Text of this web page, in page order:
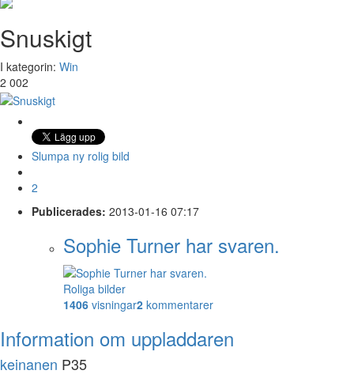
Snuskigt
I kategorin: Win
2 002
Slumpa ny rolig bild
2
Publicerades: 2013-01-16 07:17
Sophie Turner har svaren.
Roliga bilder
1406 visningar2 kommentarer
Information om uppladdaren
keinanen P35